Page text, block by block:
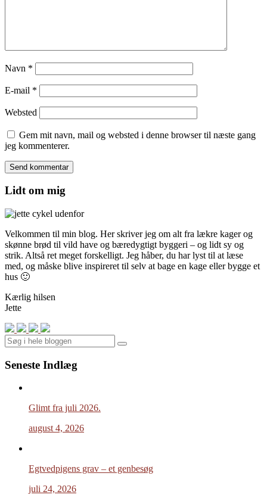
Navn *
E-mail *
Websted
Gem mit navn, mail og websted i denne browser til næste gang
jeg kommenterer.
Lidt om mig
Velkommen til min blog. Her skriver jeg om alt fra lækre kager og
skønne brød til vild have og bæredygtigt byggeri – og lidt sy og
strik. Altså ret meget forskelligt. Jeg håber, du har lyst til at læse
med, og måske blive inspireret til selv at bage en kage eller bygge et
hus 🙂
Kærlig hilsen
Jette
Search
Seneste Indlæg
Glimt fra juli 2026.
august 4, 2026
Egtvedpigens grav – et genbesøg
juli 24, 2026